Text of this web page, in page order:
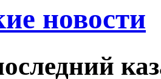
новости